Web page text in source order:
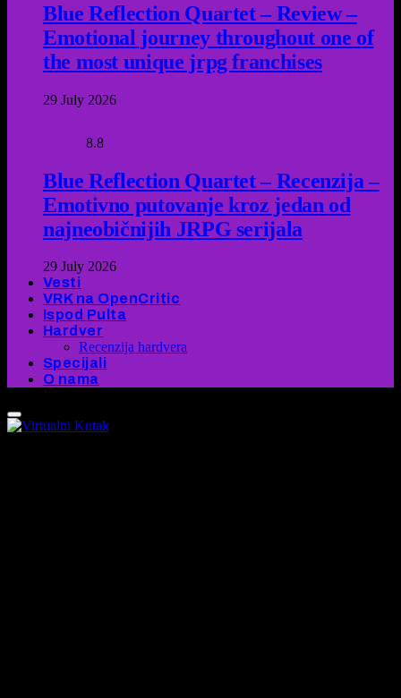
Blue Reflection Quartet – Review –
Emotional journey throughout one of
the most unique jrpg franchises
29 July 2026
8.8
Blue Reflection Quartet – Recenzija –
Emotivno putovanje kroz jedan od
najneobičnijih JRPG serijala
29 July 2026
Vesti
VRK na OpenCritic
Ispod Pulta
Hardver
Recenzija hardvera
Specijali
O nama